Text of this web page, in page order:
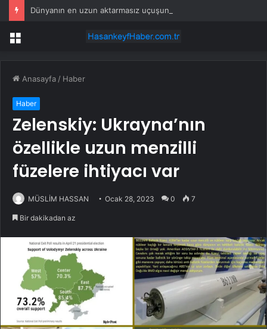
Menü
Anasayfa / Haber
Haber
Zelenskiy: Ukrayna’nın
özellikle uzun menzilli
füzelere ihtiyacı var
MÜSLİM HASSAN Ocak 28, 2023 0 7
Bir dakikadan az